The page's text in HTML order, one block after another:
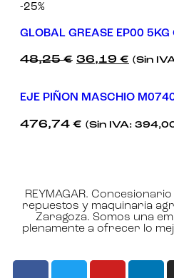
-25%
GLOBAL GREASE EP00
48,25€ 36,19 € (Sin
EJE PIÑON MASCHIO
476,74 € (Sin IVA:
REYMAGAR.
repuestos y maquinaria
Zaragoza. Somos una
plenamente a ofrecer lo